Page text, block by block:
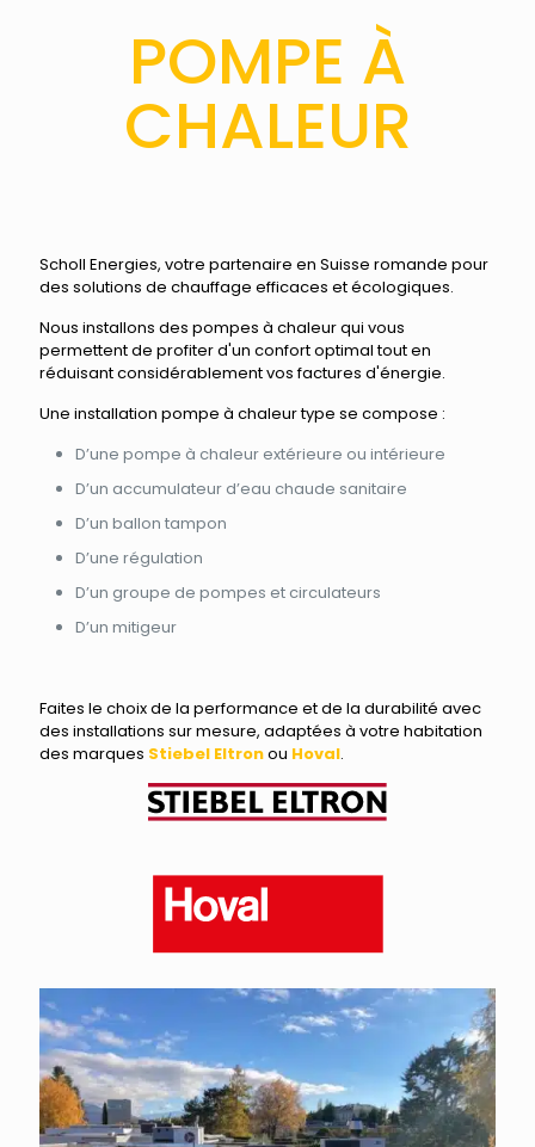
POMPE À
CHALEUR
Scholl Energies, votre partenaire en Suisse romande pour
des solutions de chauffage efficaces et écologiques.
Nous installons des pompes à chaleur qui vous
permettent de profiter d'un confort optimal tout en
réduisant considérablement vos factures d'énergie.
Une installation pompe à chaleur type se compose :
D’une pompe à chaleur extérieure ou intérieure
D’un accumulateur d’eau chaude sanitaire
D’un ballon tampon
D’une régulation
D’un groupe de pompes et circulateurs
D’un mitigeur
Faites le choix de la performance et de la durabilité avec
des installations sur mesure, adaptées à votre habitation
des marques Stiebel Eltronou Hoval.